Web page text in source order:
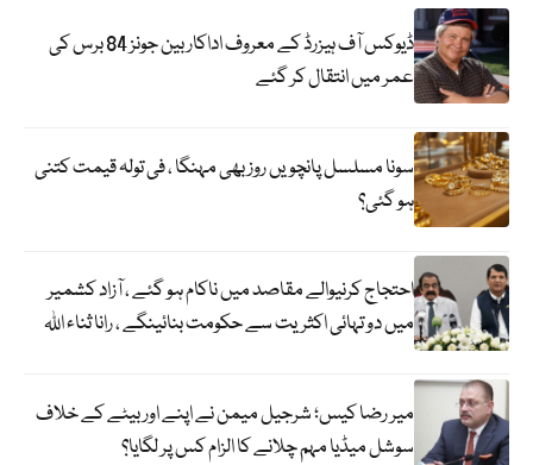
ڈیوکس آف ہیزرڈ کے معروف اداکار بین جونز 84 برس کی
عمر میں انتقال کر گئے
سونا مسلسل پانچویں روز بھی مہنگا ، فی تولہ قیمت کتنی
ہو گئی؟
احتجاج کرنیوالے مقاصد میں ناکام ہو گئے ، آزاد کشمیر
میں دو تہائی اکثریت سے حکومت بنائینگے ، رانا ثناء اللہ
میر رضا کیس؛ شرجیل میمن نے اپنے اور بیٹے کے خلاف
سوشل میڈیا مہم چلانے کا الزام کس پر لگایا؟